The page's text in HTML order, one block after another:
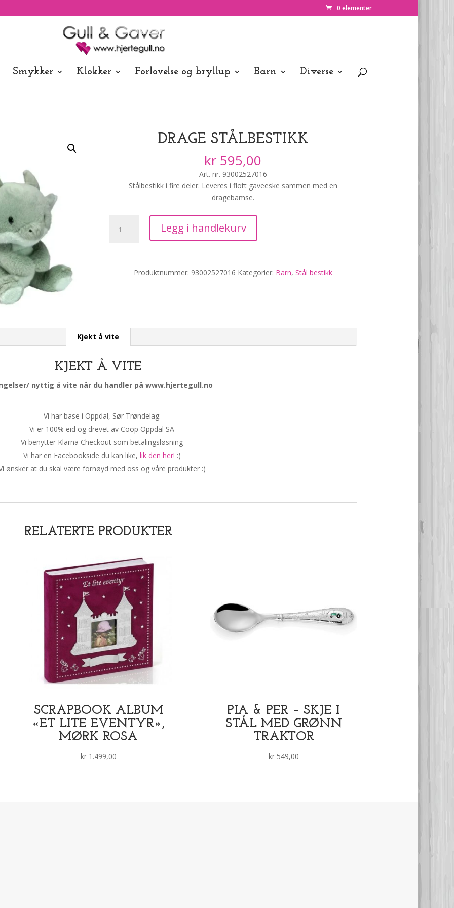
0 elementer
Smykker Klokker Forlovelse og bryllup Barn Diverse
DRAGE STÅLBESTIKK
kr 595,00
Art. nr. 93002527016
Stålbestikk i fire deler. Leveres i flott gaveeske sammen med en
dragebamse.
stålbestikk
Legg i handlekurv
Produktnummer: 93002527016 Kategorier: Barn, Stål bestikk
Kjekt å vite
KJEKT Å VITE
nyttig å vite når du handler på www.hjertegull.no
Vi har base i Oppdal, Sør Trøndelag.
Vi er 100% eid og drevet av Coop Oppdal SA
Vi benytter Klarna Checkout som betalingsløsning
Vi har en Facebookside du kan like, lik den her! :)
ønsker at du skal være fornøyd med oss og våre produkter :)
RELATERTE PRODUKTER
SCRAPBOOK ALBUM
«ET LITE EVENTYR»,
MØRK ROSA
kr1.499,00
PIA & PER – SKJE I
STÅL MED GRØNN
TRAKTOR
kr549,00